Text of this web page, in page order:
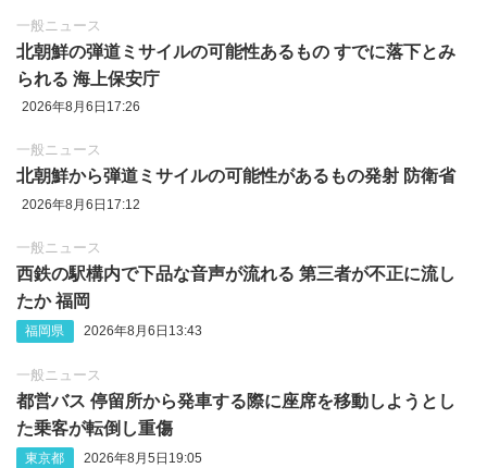
一般ニュース
北朝鮮の弾道ミサイルの可能性あるもの すでに落下とみ
られる 海上保安庁
2026年8月6日17:26
一般ニュース
北朝鮮から弾道ミサイルの可能性があるもの発射 防衛省
2026年8月6日17:12
一般ニュース
西鉄の駅構内で下品な音声が流れる 第三者が不正に流し
たか 福岡
福岡県 2026年8月6日13:43
一般ニュース
都営バス 停留所から発車する際に座席を移動しようとし
た乗客が転倒し重傷
東京都 2026年8月5日19:05